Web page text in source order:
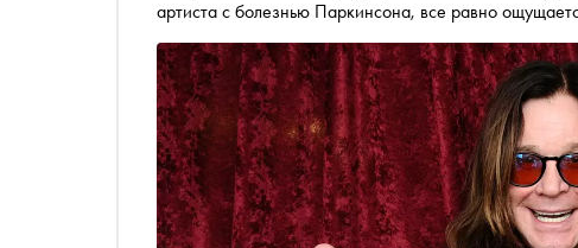
артиста с болезнью Паркинсона, все равно
вспоминает, из каких парадоксов состояла жизнь